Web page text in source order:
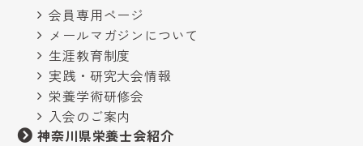
会員専用ページ
メールマガジンについて
生涯教育制度
実践・研究大会情報
栄養学術研修会
入会のご案内
神奈川県栄養士会紹介